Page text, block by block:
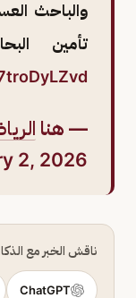
والباحث
تأمين
— هنا
2, 2026
ناقش الخبر مع
ChatGPT